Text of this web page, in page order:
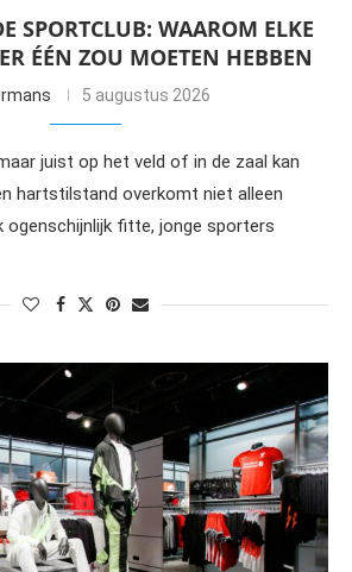
SPORTCLUB: WAAROM ELKE
ÉÉN ZOU MOETEN HEBBEN
5 augustus 2026
juist op het veld of in de zaal kan
hartstilstand overkomt niet alleen
ogenschijnlijk fitte, jonge sporters